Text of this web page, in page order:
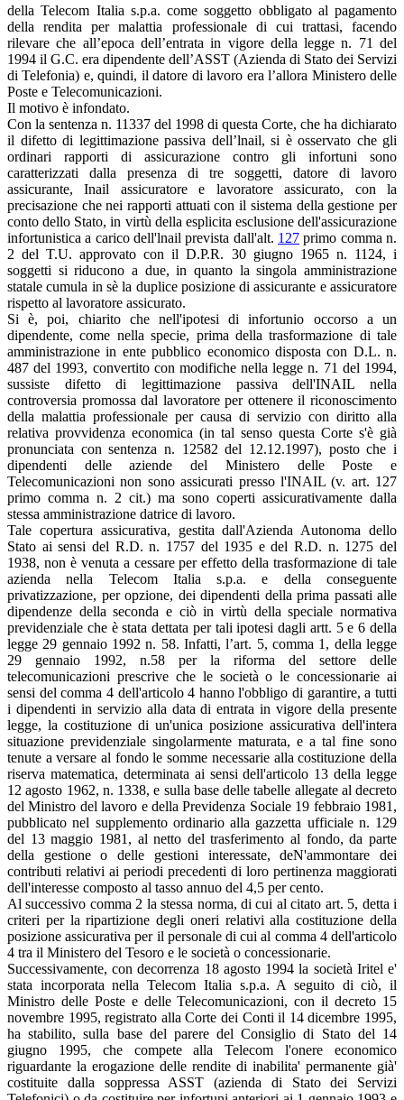
della Telecom Italia s.p.a. come soggetto obbligato al pagamento
della rendita per malattia professionale di cui trattasi, facendo
rilevare che all’epoca dell’entrata in vigore della legge n. 71 del
1994 il G.C. era dipendente dell’ASST (Azienda di Stato dei Servizi
di Telefonia) e, quindi, il datore di lavoro era l’allora Ministero delle
Poste e Telecomunicazioni.
Il motivo è infondato.
Con la sentenza n. 11337 del 1998 di questa Corte, che ha dichiarato
il difetto di legittimazione passiva dell’lnail, si è osservato che gli
ordinari rapporti di assicurazione contro gli infortuni sono
caratterizzati dalla presenza di tre soggetti, datore di lavoro
assicurante, Inail assicuratore e lavoratore assicurato, con la
precisazione che nei rapporti attuati con il sistema della gestione per
conto dello Stato, in virtù della esplicita esclusione dell'assicurazione
infortunistica a carico dell'lnail prevista dall'alt. 127 primo comma n.
2 del T.U. approvato con il D.P.R. 30 giugno 1965 n. 1124, i
soggetti si riducono a due, in quanto la singola amministrazione
statale cumula in sè la duplice posizione di assicurante e assicuratore
rispetto al lavoratore assicurato.
Si è, poi, chiarito che nell'ipotesi di infortunio occorso a un
dipendente, come nella specie, prima della trasformazione di tale
amministrazione in ente pubblico economico disposta con D.L. n.
487 del 1993, convertito con modifiche nella legge n. 71 del 1994,
sussiste difetto di legittimazione passiva dell'INAIL nella
controversia promossa dal lavoratore per ottenere il riconoscimento
della malattia professionale per causa di servizio con diritto alla
relativa provvidenza economica (in tal senso questa Corte s'è già
pronunciata con sentenza n. 12582 del 12.12.1997), posto che i
dipendenti delle aziende del Ministero delle Poste e
Telecomunicazioni non sono assicurati presso l'INAIL (v. art. 127
primo comma n. 2 cit.) ma sono coperti assicurativamente dalla
stessa amministrazione datrice di lavoro.
Tale copertura assicurativa, gestita dall'Azienda Autonoma dello
Stato ai sensi del R.D. n. 1757 del 1935 e del R.D. n. 1275 del
1938, non è venuta a cessare per effetto della trasformazione di tale
azienda nella Telecom Italia s.p.a. e della conseguente
privatizzazione, per opzione, dei dipendenti della prima passati alle
dipendenze della seconda e ciò in virtù della speciale normativa
previdenziale che è stata dettata per tali ipotesi dagli artt. 5 e 6 della
legge 29 gennaio 1992 n. 58. Infatti, l’art. 5, comma 1, della legge
29 gennaio 1992, n.58 per la riforma del settore delle
telecomunicazioni prescrive che le società o le concessionarie ai
sensi del comma 4 dell'articolo 4 hanno l'obbligo di garantire, a tutti
i dipendenti in servizio alla data di entrata in vigore della presente
legge, la costituzione di un'unica posizione assicurativa dell'intera
situazione previdenziale singolarmente maturata, e a tal fine sono
tenute a versare al fondo le somme necessarie alla costituzione della
riserva matematica, determinata ai sensi dell'articolo 13 della legge
12 agosto 1962, n. 1338, e sulla base delle tabelle allegate al decreto
del Ministro del lavoro e della Previdenza Sociale 19 febbraio 1981,
pubblicato nel supplemento ordinario alla gazzetta ufficiale n. 129
del 13 maggio 1981, al netto del trasferimento al fondo, da parte
della gestione o delle gestioni interessate, deN'ammontare dei
contributi relativi ai periodi precedenti di loro pertinenza maggiorati
dell'interesse composto al tasso annuo del 4,5 per cento.
Al successivo comma 2 la stessa norma, di cui al citato art. 5, detta i
criteri per la ripartizione degli oneri relativi alla costituzione della
posizione assicurativa per il personale di cui al comma 4 dell'articolo
4 tra il Ministero del Tesoro e le società o concessionarie.
Successivamente, con decorrenza 18 agosto 1994 la società Iritel e'
stata incorporata nella Telecom Italia s.p.a. A seguito di ciò, il
Ministro delle Poste e delle Telecomunicazioni, con il decreto 15
novembre 1995, registrato alla Corte dei Conti il 14 dicembre 1995,
ha stabilito, sulla base del parere del Consiglio di Stato del 14
giugno 1995, che compete alla Telecom l'onere economico
riguardante la erogazione delle rendite di inabilita' permanente già'
costituite dalla soppressa ASST (azienda di Stato dei Servizi